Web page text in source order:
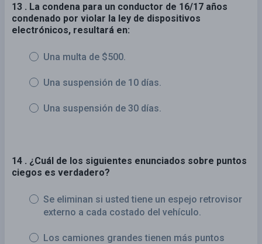
13 . La condena para un conductor de 16/17 años
condenado por violar la ley de dispositivos
electrónicos, resultará en:
Una multa de $500.
Una suspensión de 10 días.
Una suspensión de 30 días.
14 . ¿Cuál de los siguientes enunciados sobre puntos
ciegos es verdadero?
Se eliminan si usted tiene un espejo retrovisor
externo a cada costado del vehículo.
Los camiones grandes tienen más puntos